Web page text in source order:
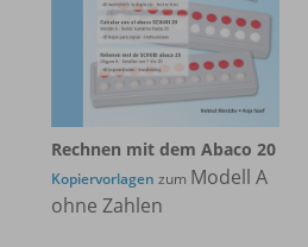
Rechnen mit dem Abaco 20
Kopiervorlagen zum Modell A
ohne Zahlen